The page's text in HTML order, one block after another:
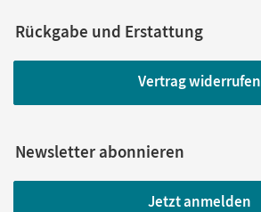
Rückgabe und Erstattung
Vertrag widerrufen
Newsletter abonnieren
Jetzt anmelden